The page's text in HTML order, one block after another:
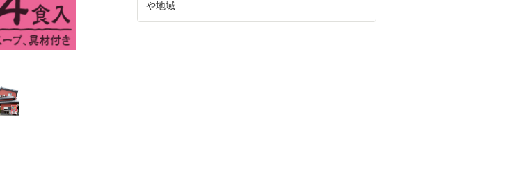
や地域